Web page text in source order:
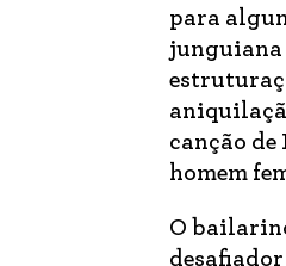
para
junguiana
canção de
homem
O
desafiador